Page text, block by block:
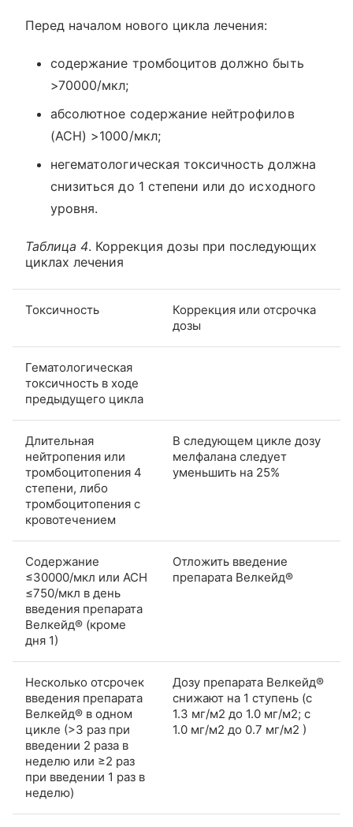
Перед началом нового цикла лечения:
содержание тромбоцитов должно быть
>70000/мкл;
абсолютное содержание нейтрофилов
(АСН) >1000/мкл;
негематологическая токсичность должна
снизиться до 1 степени или до исходного
уровня.
Таблица 4. Коррекция дозы при последующих
циклах лечения
Токсичность
Коррекция или отсрочка
дозы
Гематологическая
токсичность в ходе
предыдущего цикла
Длительная
нейтропения или
тромбоцитопения 4
степени, либо
тромбоцитопения с
кровотечением
В следующем цикле дозу
мелфалана следует
уменьшить на 25%
Содержание
≤30000/мкл или АСН
≤750/мкл в день
введения препарата
Велкейд® (кроме
дня 1)
Отложить введение
препарата Велкейд®
Несколько отсрочек
введения препарата
Велкейд® в одном
цикле (>3 раз при
введении 2 раза в
неделю или ≥2 раз
при введении 1 раз в
неделю)
Дозу препарата Велкейд®
снижают на 1 ступень (с
1.3 мг/м2 до 1.0 мг/м2; с
1.0 мг/м2 до 0.7 мг/м2 )